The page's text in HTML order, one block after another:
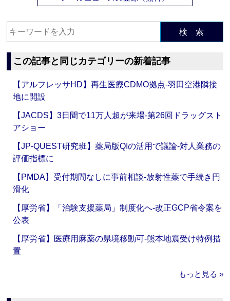
検 索
この記事と同じカテゴリーの新着記事
【アルフレッサHD】再生医療CDMO拠点‐羽田空港隣接
地に開設
【JACDS】3日間で11万人超が来場‐第26回ドラッグスト
アショー
【JP-QUEST研究班】薬局版QIの活用で議論‐対人業務の
評価指標に
【PMDA】受付期間なしに事前相談‐放射性薬で手続き円
滑化
【厚労省】「治験支援薬局」制度化へ‐改正GCP省令案を
公表
【厚労省】医療用麻薬の県境移動可‐熊本地震受け特例措
置
もっと見る »